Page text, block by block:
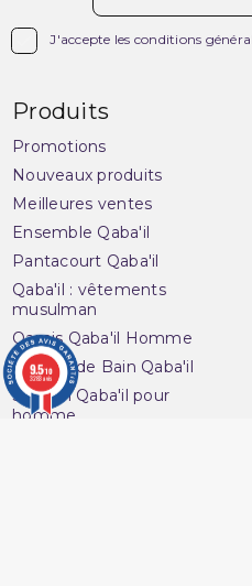
J'accepte les conditions
Produits
Promotions
Nouveaux produits
Meilleures ventes
Ensemble Qaba'il
Pantacourt Qaba'il
Qaba'il : vêtements
musulman
Qamis Qaba'il Homme
Sarouel de Bain Qaba'il
Sarouel Qaba'il pour
homme
9.5/10
3283 avis